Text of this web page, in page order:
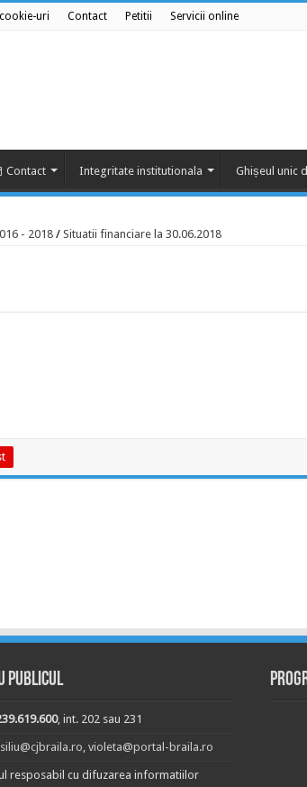
uri Contact Petitii Servicii online
Contact Integritate institutionala Ghișeul unic
- 2018/ Situatii financiare la 30.06.2018
publicul
, int. 202 sau 231
, violeta@portal-braila.ro
resposabil cu difuzarea informatiilor